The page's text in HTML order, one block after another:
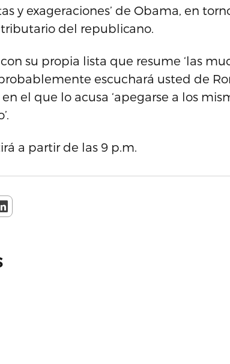
y exageraciones’ de Obama, en
del republicano.
su propia lista que resume ‘las
escuchará usted de
el que lo acusa ‘apegarse a los
a partir de las 9 p.m.